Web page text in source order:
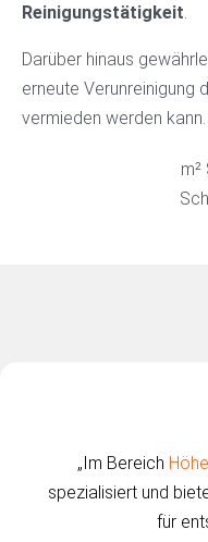
Reinigungstätigkeit.
Darüber hinaus
erneute Verunreinigung
vermieden werden kann.
„Im Bereich
spezialisiert und
für